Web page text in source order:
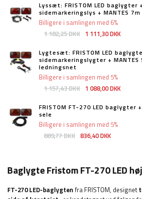
Lyssæt: FRISTOM LED baglygter +
sidemarkeringslys + MANTES
1 182,25 DKK 1 111,30 DKK
Billigere i samlingen med 6%
Lygtesæt: FRISTOM LED
sidemarkeringslygter +
ledningsnet
1 157,43 DKK 1 088,00 DKK
Billigere i samlingen med 5%
FRISTOM FT-270 LED baglygter
sele
889,77 DKK 836,40 DKK
Billigere i samlingen med 5%
Baglygte Fristom FT-270 LED
FT-270 LED-baglygten fra FRISTOM, designet